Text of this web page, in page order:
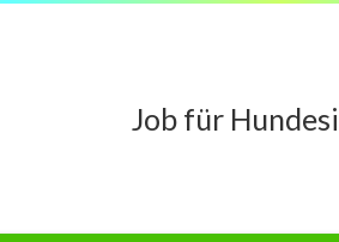
Job für